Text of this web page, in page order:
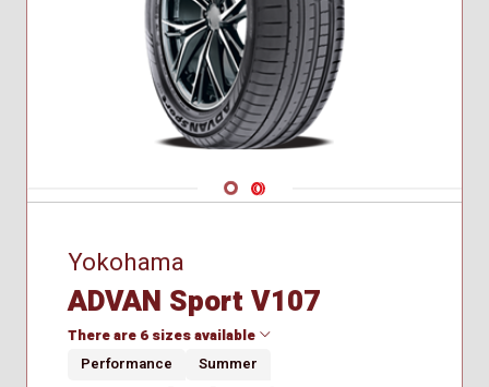
Navigate 1
Navigate 2
Yokohama
ADVAN Sport V107
There are 6 sizes available
Performance Summer